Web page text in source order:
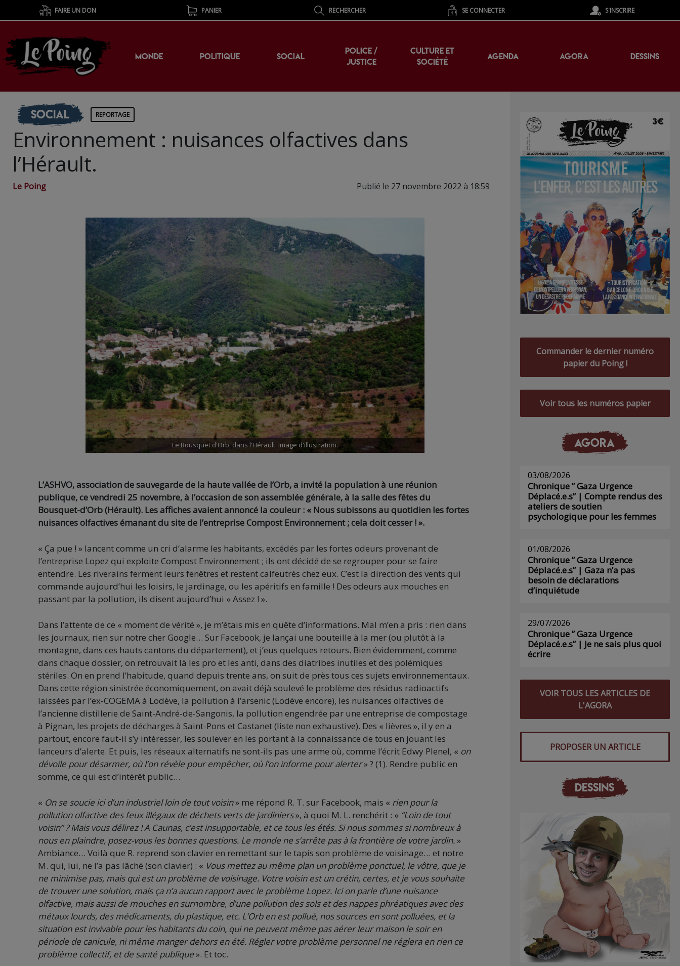
FAIRE UN DON PANIER RECHERCHER SE CONNECTER S'INSCRIRE
MONDE POLITIQUE SOCIAL
POLICE /
JUSTICE
CULTURE ET
SOCIÉTÉ
AGENDA AGORA DESSINS
Social REPORTAGE
Environnement : nuisances olfactives dans
l’Hérault.
Le Poing Publié le 27 novembre 2022 à 18:59
Le Bousquet d'Orb, dans l'Hérault. Image d'illustration.
L’ASHVO, association de sauvegarde de la haute vallée de l’Orb, a invité la population à une réunion
publique, ce vendredi 25 novembre, à l’occasion de son assemblée générale, à la salle des fêtes du
Bousquet-d’Orb (Hérault). Les affiches avaient annoncé la couleur : « Nous subissons au quotidien les fortes
nuisances olfactives émanant du site de l’entreprise Compost Environnement ; cela doit cesser ! ».
« Ça pue ! » lancent comme un cri d’alarme les habitants, excédés par les fortes odeurs provenant de
l’entreprise Lopez qui exploite Compost Environnement ; ils ont décidé de se regrouper pour se faire
entendre. Les riverains ferment leurs fenêtres et restent calfeutrés chez eux. C’est la direction des vents qui
commande aujourd’hui les loisirs, le jardinage, ou les apéritifs en famille ! Des odeurs aux mouches en
passant par la pollution, ils disent aujourd’hui « Assez ! ».
Dans l’attente de ce « moment de vérité », je m’étais mis en quête d’informations. Mal m’en a pris : rien dans
les journaux, rien sur notre cher Google… Sur Facebook, je lançai une bouteille à la mer (ou plutôt à la
montagne, dans ces hauts cantons du département), et j’eus quelques retours. Bien évidemment, comme
dans chaque dossier, on retrouvait là les pro et les anti, dans des diatribes inutiles et des polémiques
stériles. On en prend l’habitude, quand depuis trente ans, on suit de près tous ces sujets environnementaux.
Dans cette région sinistrée économiquement, on avait déjà soulevé le problème des résidus radioactifs
laissées par l’ex-COGEMA à Lodève, la pollution à l’arsenic (Lodève encore), les nuisances olfactives de
l’ancienne distillerie de Saint-André-de-Sangonis, la pollution engendrée par une entreprise de compostage
à Pignan, les projets de décharges à Saint-Pons et Castanet (liste non exhaustive). Des « lièvres », il y en a
partout, encore faut-il s’y intéresser, les soulever en les portant à la connaissance de tous en jouant les
lanceurs d’alerte. Et puis, les réseaux alternatifs ne sont-ils pas une arme où, comme l’écrit Edwy Plenel, « on
dévoile pour désarmer, où l’on révèle pour empêcher, où l’on informe pour alerter» ? (1). Rendre public en
somme, ce qui est d’intérêt public…
« On se soucie ici d’un industriel loin de tout voisin» me répond R. T. sur Facebook, mais « rien pour la
pollution olfactive des feux illégaux de déchets verts de jardiniers», à quoi M. L. renchérit : « “Loin de tout
voisin” ? Mais vous délirez ! A Caunas, c’est insupportable, et ce tous les étés. Si nous sommes si nombreux à
nous en plaindre, posez-vous les bonnes questions. Le monde ne s’arrête pas à la frontière de votre jardin.»
Ambiance… Voilà que R. reprend son clavier en remettant sur le tapis son problème de voisinage… et notre
M. qui, lui, ne l’a pas lâché (son clavier) : « Vous mettez au même plan un problème ponctuel, le vôtre, que je
ne minimise pas, mais qui est un problème de voisinage. Votre voisin est un crétin, certes, et je vous souhaite
de trouver une solution, mais ça n’a aucun rapport avec le problème Lopez. Ici on parle d’une nuisance
olfactive, mais aussi de mouches en surnombre, d’une pollution des sols et des nappes phréatiques avec des
métaux lourds, des médicaments, du plastique, etc. L’Orb en est pollué, nos sources en sont polluées, et la
situation est invivable pour les habitants du coin, qui ne peuvent même pas aérer leur maison le soir en
période de canicule, ni même manger dehors en été. Régler votre problème personnel ne réglera en rien ce
problème collectif, et de santé publique». Et toc.
Commander le dernier numéro
papier du Poing !
Voir tous les numéros papier
AGORA
03/08/2026
Chronique ” Gaza Urgence
Déplacé.e.s” | Compte rendus des
ateliers de soutien
psychologique pour les femmes
01/08/2026
Chronique ” Gaza Urgence
Déplacé.e.s” | Gaza n’a pas
besoin de déclarations
d’inquiétude
29/07/2026
Chronique ” Gaza Urgence
Déplacé.e.s” | Je ne sais plus quoi
écrire
VOIR TOUS LES ARTICLES DE
L'AGORA
PROPOSER UN ARTICLE
DESSINS